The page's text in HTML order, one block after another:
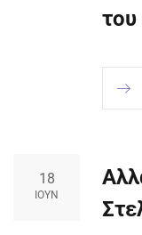
18
ΙΟΎΝ